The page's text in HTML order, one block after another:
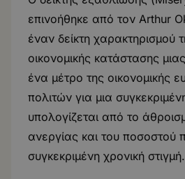
επινοήθηκε από τον Arthur
έναν δείκτη χαρακτηρισμού
οικονομικής κατάστασης
ένα μέτρο της οικονομικής
πολιτών για μια
υπολογίζεται από το
ανεργίας και του ποσοστού
συγκεκριμένη χρονική στιγμή.